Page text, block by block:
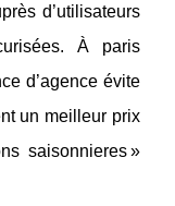
d’utilisateurs
À paris
d’agence évite
un meilleur prix
saisonnieres »